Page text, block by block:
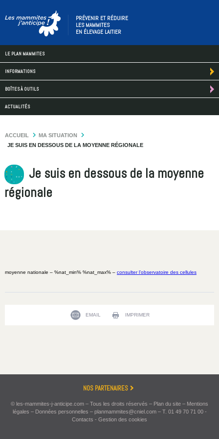
PRÉVENIR ET RÉDUIRE
LES MAMMITES
EN ÉLEVAGE LAITIER
LE PLAN MAMMITES
INFORMATIONS
BOÎTES À OUTILS
ACTUALITÉS
ACCUEIL
MA SITUATION
JE SUIS EN DESSOUS DE LA MOYENNE RÉGIONALE
Je suis en dessous de la moyenne
régionale
moyenne nationale – %nat_min% %nat_max% – consulter l’observatoire des cellules
EMAIL IMPRIMER
NOS PARTENAIRES
© les-mammites-j-anticipe.com – Tous les droits réservés – Plan du site – Mentions
légales – Données personnelles – planmammites@cniel.com– T. 01 49 70 71 00-
Contacts - Gestion des cookies